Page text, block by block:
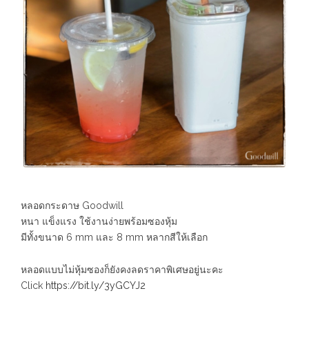
หลอดกระดาษ Goodwill
หนา แข็งแรง ใช้งานง่ายพร้อมซองหุ้ม
มีทั้งขนาด 6 mm และ 8 mm หลากสีให้เลือก
หลอดแบบไม่หุ้มซองก็ยังคงลดราคาพิเศษอยู่นะคะ
Click https://bit.ly/3yGCYJ2